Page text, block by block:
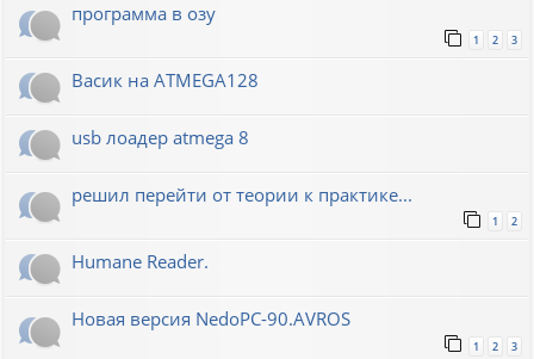
программа в озу
1 2 3
Васик на ATMEGA128
usb лоадер atmega 8
решил перейти от теории к практике...
1 2
Humane Reader.
Новая версия NedoPC-90.AVROS
1 2 3